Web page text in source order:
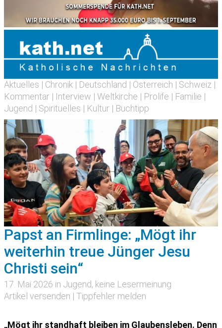
Aktuelles | Chronik | Deutschland | Österreich | Schweiz |
Kommentar | Interview | Weltkirche | Prolife | Familie |
Jugend | Spirituelles | Kultur | Buchtipp
Papst an Firmlinge: „Mögt ihr
weiterhin treue Jünger Jesu
Christi sein“
17. Mai 2026 in Jugend, keine Lesermeinung
Artikel versenden | Tippfehler melden
„Mögt ihr standhaft bleiben im Glaubensleben. Denn